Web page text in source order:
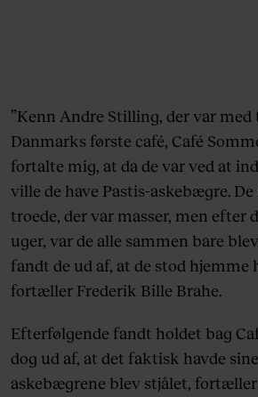
”Kenn Andre Stilling, der var med
Danmarks første café, Café
fortalte mig, at da de var ved at
ville de have Pastis-askebægre.
troede, der var masser, men efter
uger, var de alle sammen bare
fandt de ud af, at de stod hjemme
fortæller Frederik Bille Brahe.
Efterfølgende fandt holdet bag
dog ud af, at det faktisk havde
askebægrene blev stjålet,